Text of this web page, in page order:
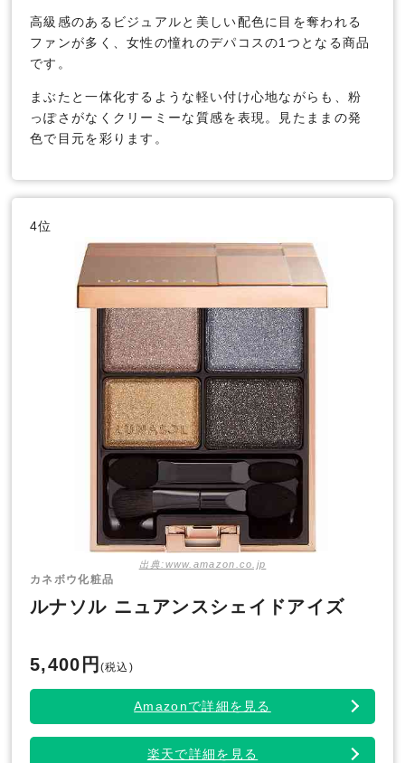
高級感のあるビジュアルと美しい配色に目を奪われる
ファンが多く、女性の憧れのデパコスの1つとなる商品
です。
まぶたと一体化するような軽い付け心地ながらも、粉
っぽさがなくクリーミーな質感を表現。見たままの発
色で目元を彩ります。
4位
出典:www.amazon.co.jp
カネボウ化粧品
ルナソル ニュアンスシェイドアイズ
5,400円 (税込)
Amazonで詳細を見る
楽天で詳細を見る